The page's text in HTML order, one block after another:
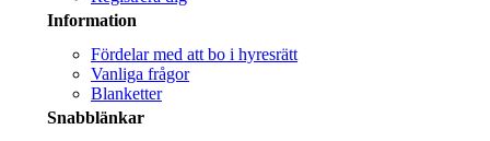
Information
Fördelar med att bo i hyresrätt
Vanliga frågor
Blanketter
Snabblänkar